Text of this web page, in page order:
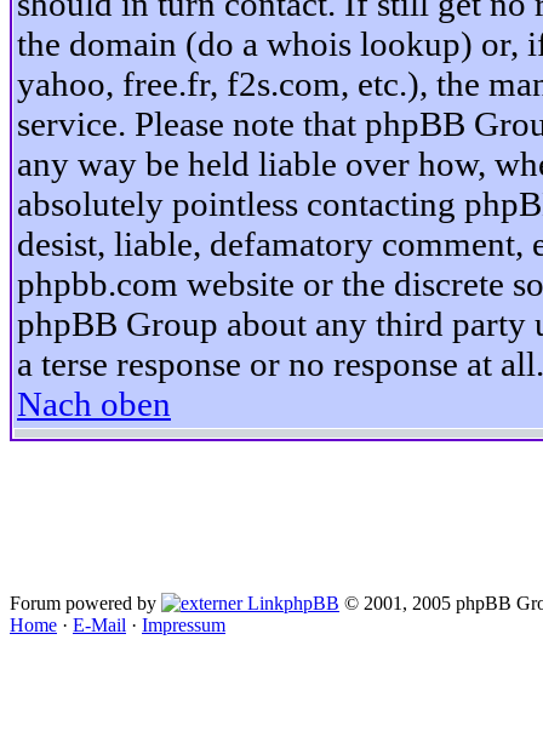
the domain (do a whois lookup) or,
yahoo, free.fr, f2s.com, etc.), the
service. Please note that phpBB
any way be held liable over how,
absolutely pointless contacting
desist, liable, defamatory
phpbb.com website or the discrete
phpBB Group about any third party
a terse response or no response at all.
Nach oben
Forum powered by phpBB © 2001, 2005 phpBB
Home · E-Mail · Impressum